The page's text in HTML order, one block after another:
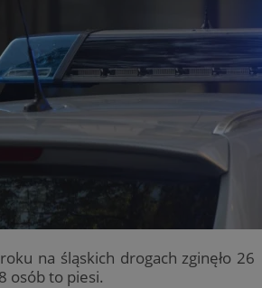
na śląskich drogach zginęło 26
osób to piesi.